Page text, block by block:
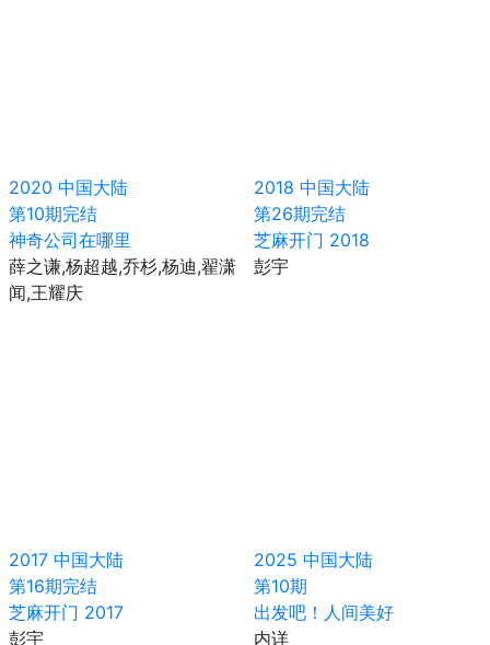
2020 中国大陆
第10期完结
神奇公司在哪里
薛之谦,杨超越,乔杉,杨迪,翟潇
闻,王耀庆
2018 中国大陆
第26期完结
芝麻开门 2018
彭宇
2017 中国大陆
第16期完结
芝麻开门 2017
彭宇
2025 中国大陆
第10期
出发吧！人间美好
内详